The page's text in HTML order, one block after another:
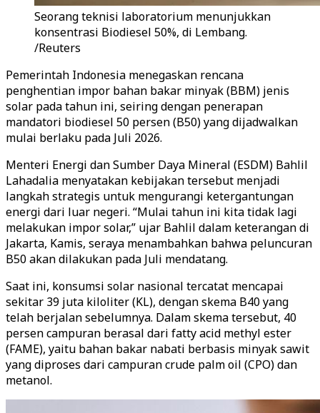
Seorang teknisi laboratorium menunjukkan
konsentrasi Biodiesel 50%, di Lembang.
/Reuters
Pemerintah Indonesia menegaskan rencana
penghentian impor bahan bakar minyak (BBM) jenis
solar pada tahun ini, seiring dengan penerapan
mandatori biodiesel 50 persen (B50) yang dijadwalkan
mulai berlaku pada Juli 2026.
Menteri Energi dan Sumber Daya Mineral (ESDM) Bahlil
Lahadalia menyatakan kebijakan tersebut menjadi
langkah strategis untuk mengurangi ketergantungan
energi dari luar negeri. “Mulai tahun ini kita tidak lagi
melakukan impor solar,” ujar Bahlil dalam keterangan di
Jakarta, Kamis, seraya menambahkan bahwa peluncuran
B50 akan dilakukan pada Juli mendatang.
Saat ini, konsumsi solar nasional tercatat mencapai
sekitar 39 juta kiloliter (KL), dengan skema B40 yang
telah berjalan sebelumnya. Dalam skema tersebut, 40
persen campuran berasal dari fatty acid methyl ester
(FAME), yaitu bahan bakar nabati berbasis minyak sawit
yang diproses dari campuran crude palm oil (CPO) dan
metanol.